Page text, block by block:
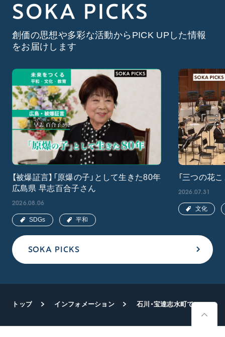
SOKA PICKS
創価の思想や多彩な活動からPICK UPした情報
をお届けします
SOKA PICKS
【被爆証言】「原爆の子」として生きた80年
広島県 早志百合子さん
2026.08.06
SDGs 平和
「三つの花
2026.07.31
文化
トップ インフォメーション 石川・宝達志水町で図書贈呈